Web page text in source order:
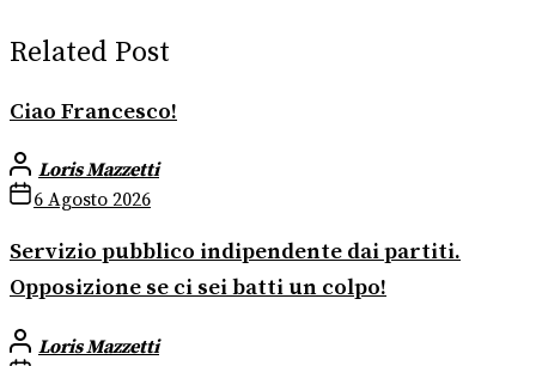
Related Post
Ciao Francesco!
Loris Mazzetti
6 Agosto 2026
Servizio pubblico indipendente dai partiti.
Opposizione se ci sei batti un colpo!
Loris Mazzetti